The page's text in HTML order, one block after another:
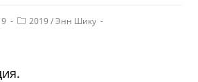
2019 / Энн Шику